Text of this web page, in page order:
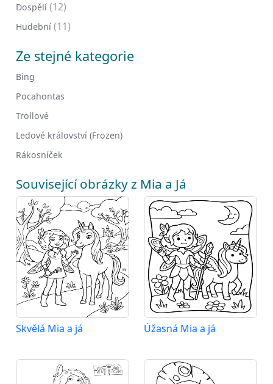
Dospělí (12)
Hudební (11)
Ze stejné kategorie
Bing
Pocahontas
Trollové
Ledové království (Frozen)
Rákosníček
Související obrázky z Mia a Já
Skvělá Mia a já Úžasná Mia a já